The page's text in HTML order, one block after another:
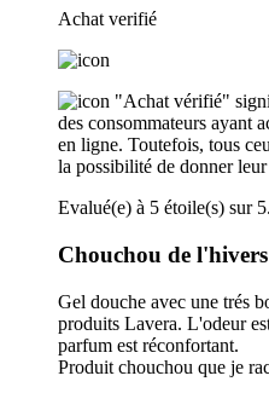
Achat verifié
"Achat vérifié"
des consommateurs ayant
en ligne. Toutefois, tous
la possibilité de donner
Evalué(e) à 5 étoile(s) sur 5.
Chouchou de l'hivers
Gel douche avec une trés
produits Lavera. L'odeur
parfum est réconfortant.
Produit chouchou que je